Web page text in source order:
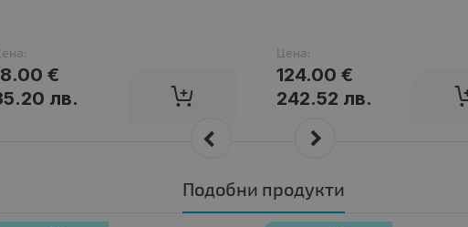
€
лв.
Цена:
124.00 €
242.52 лв.
Подобни продукти